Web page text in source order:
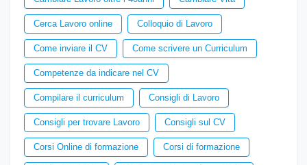
Cerca Lavoro online Colloquio di Lavoro
Come inviare il CV Come scrivere un Curriculum
Competenze da indicare nel CV
Compilare il curriculum Consigli di Lavoro
Consigli per trovare Lavoro Consigli sul CV
Corsi Online di formazione Corsi di formazione